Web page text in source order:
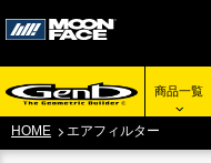
商品一覧
HOME エアフィルター